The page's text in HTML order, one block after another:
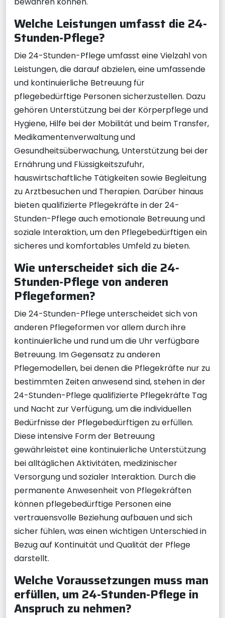
Welche Leistungen umfasst die 24-
Stunden-Pflege?
Die 24-Stunden-Pflege umfasst eine Vielzahl von
Leistungen, die darauf abzielen, eine umfassende
und kontinuierliche Betreuung für
pflegebedürftige Personen sicherzustellen. Dazu
gehören Unterstützung bei der Körperpflege und
Hygiene, Hilfe bei der Mobilität und beim Transfer,
Medikamentenverwaltung und
Gesundheitsüberwachung, Unterstützung bei der
Ernährung und Flüssigkeitszufuhr,
hauswirtschaftliche Tätigkeiten sowie Begleitung
zu Arztbesuchen und Therapien. Darüber hinaus
bieten qualifizierte Pflegekräfte in der 24-
Stunden-Pflege auch emotionale Betreuung und
soziale Interaktion, um den Pflegebedürftigen ein
sicheres und komfortables Umfeld zu bieten.
Wie unterscheidet sich die 24-
Stunden-Pflege von anderen
Pflegeformen?
Die 24-Stunden-Pflege unterscheidet sich von
anderen Pflegeformen vor allem durch ihre
kontinuierliche und rund um die Uhr verfügbare
Betreuung. Im Gegensatz zu anderen
Pflegemodellen, bei denen die Pflegekräfte nur zu
bestimmten Zeiten anwesend sind, stehen in der
24-Stunden-Pflege qualifizierte Pflegekräfte Tag
und Nacht zur Verfügung, um die individuellen
Bedürfnisse der Pflegebedürftigen zu erfüllen.
Diese intensive Form der Betreuung
gewährleistet eine kontinuierliche Unterstützung
bei alltäglichen Aktivitäten, medizinischer
Versorgung und sozialer Interaktion. Durch die
permanente Anwesenheit von Pflegekräften
können pflegebedürftige Personen eine
vertrauensvolle Beziehung aufbauen und sich
sicher fühlen, was einen wichtigen Unterschied in
Bezug auf Kontinuität und Qualität der Pflege
darstellt.
Welche Voraussetzungen muss man
erfüllen, um 24-Stunden-Pflege in
Anspruch zu nehmen?